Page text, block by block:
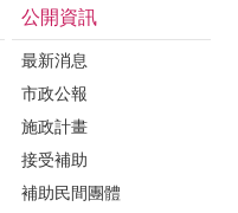
公開資訊
最新消息
市政公報
施政計畫
接受補助
補助民間團體